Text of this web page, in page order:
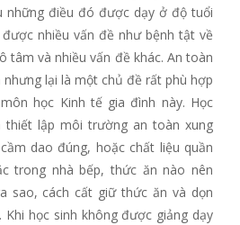
những điều đó được dạy ở độ tuổi
nhiều vấn đề như bệnh tật về
tâm và nhiều vấn đề khác. An toàn
lại là một chủ đề rất phù hợp
học Kinh tế gia đình này. Học
thiết lập môi trường an toàn xung
dao đúng, hoặc chất liệu quần
trong nhà bếp, thức ăn nào nên
sao, cách cất giữ thức ăn và dọn
Khi học sinh không được giảng dạy